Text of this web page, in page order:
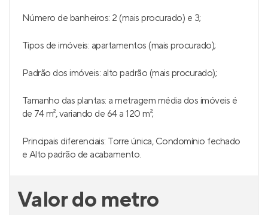
Número de banheiros: 2 (mais procurado) e 3;
Tipos de imóveis: apartamentos (mais procurado);
Padrão dos imóveis: alto padrão (mais procurado);
Tamanho das plantas: a metragem média dos imóveis é
de 74 m², variando de 64 a 120 m²;
Principais diferenciais: Torre única, Condomínio fechado
e Alto padrão de acabamento.
Valor do metro